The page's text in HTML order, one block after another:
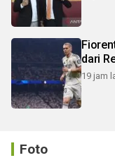
dari
19 jam
Foto